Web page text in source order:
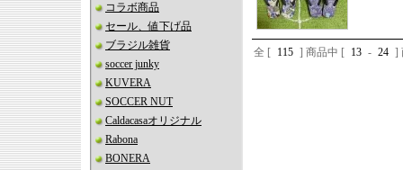
コラボ商品
セール、値下げ品
ブラジル雑貨
soccer junky
KUVERA
SOCCER NUT
Caldacasaオリジナル
Rabona
BONERA
全 [ 115 ] 商品中 [ 13 - 24 ]